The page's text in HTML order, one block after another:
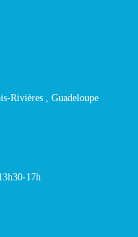
Rivières , Guadeloupe
17h